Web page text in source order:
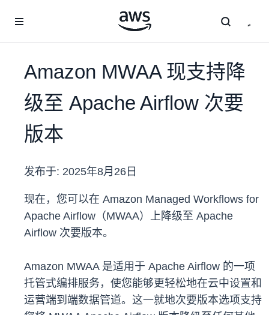
Amazon MWAA 现支持降
级至 Apache Airflow 次要
版本
发布于: 2025年8月26日
现在，您可以在 Amazon Managed Workflows for
Apache Airflow（MWAA）上降级至 Apache
Airflow 次要版本。
Amazon MWAA 是适用于 Apache Airflow 的一项
托管式编排服务，使您能够更轻松地在云中设置和
运营端到端数据管道。这一就地次要版本选项支持